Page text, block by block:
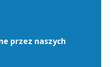
przez naszych